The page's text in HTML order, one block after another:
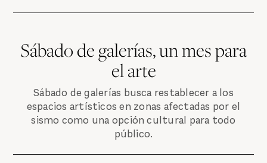
Sábado de galerías, un mes para
el arte
Sábado de galerías busca restablecer a los
espacios artísticos en zonas afectadas por el
sismo como una opción cultural para todo
público.